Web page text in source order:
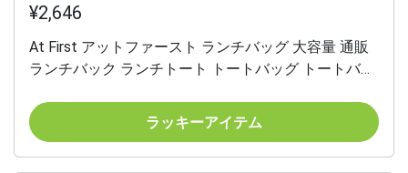
¥2,646
At First アットファースト ランチバッグ 大容量 通販
ランチバック ランチトート トートバッグ トートバッ
ランチバック 保冷バック 保冷保温 撥水 ゴムバンド
スクエア ポケット 通勤 通学
ラッキーアイテム